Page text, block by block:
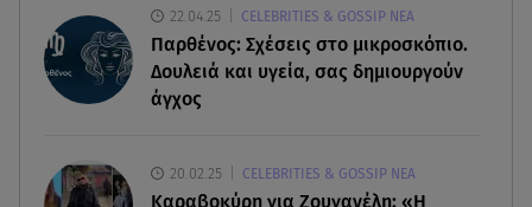
εξοπλισμού στον Άγιο Βασίλειο
06.08.26 , 20:49
Άκης Παυλόπουλος: Η τρυφερή εξομολόγηση
06.08.26 , 20:25
22.04.25 CELEBRITIES & GOSSIP ΝΕΑ
Παρθένος: Σχέσεις στο μικροσκόπιο.
Δουλειά και υγεία, σας δημιουργούν
άγχος
20.02.25 CELEBRITIES & GOSSIP ΝΕΑ
Καραβοκύρη για Ζουγανέλη: «Η